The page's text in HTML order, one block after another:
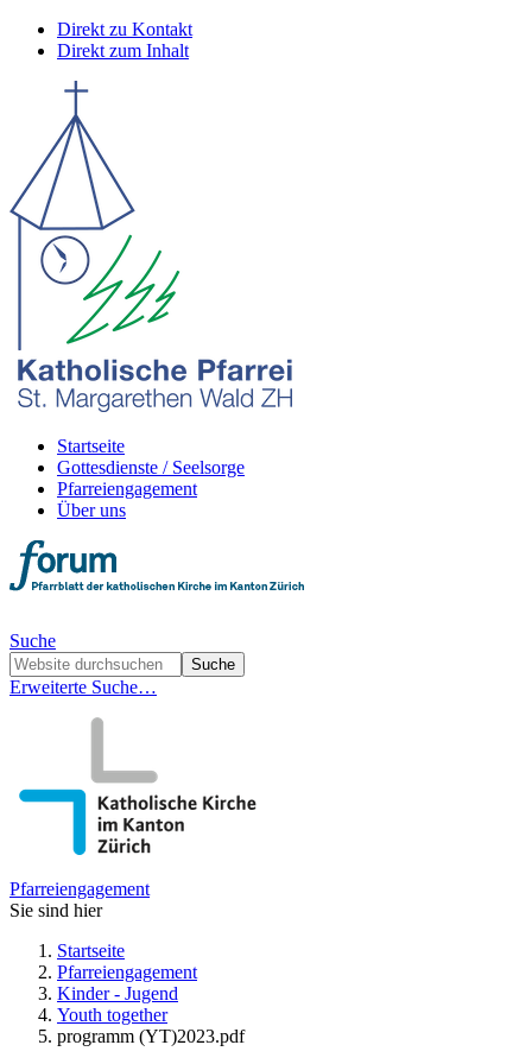
Direkt zu Kontakt
Direkt zum Inhalt
Startseite
Gottesdienste / Seelsorge
Pfarreiengagement
Über uns
Suche
Erweiterte Suche…
Pfarreiengagement
Sie sind hier
Startseite
Pfarreiengagement
Kinder - Jugend
Youth together
programm (YT)2023.pdf